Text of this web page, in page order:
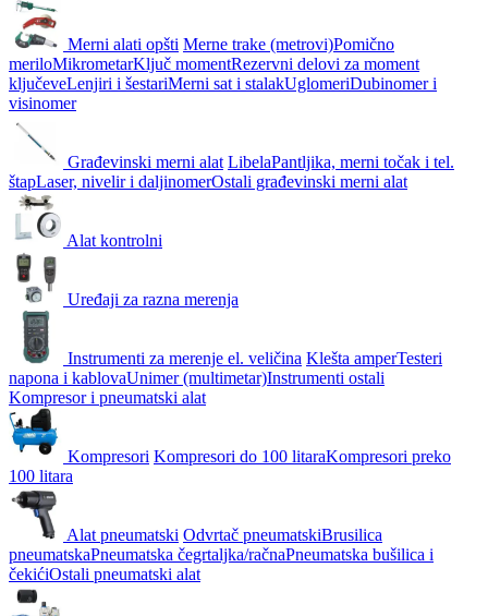
Merni alati opšti Merne trake (metrovi)Pomično
meriloMikrometarKljuč momentRezervni delovi za moment
ključeveLenjiri i šestariMerni sat i stalakUglomeriDubinomer i
visinomer
Građevinski merni alat LibelaPantljika, merni točak i tel.
štapLaser, nivelir i daljinomerOstali građevinski merni alat
Alat kontrolni
Uređaji za razna merenja
Instrumenti za merenje el. veličina Klešta amperTesteri
napona i kablovaUnimer (multimetar)Instrumenti ostali
Kompresor i pneumatski alat
Kompresori Kompresori do 100 litaraKompresori preko
100 litara
Alat pneumatski Odvrtač pneumatskiBrusilica
pneumatskaPneumatska čegrtaljka/račnaPneumatska bušilica i
čekićiOstali pneumatski alat